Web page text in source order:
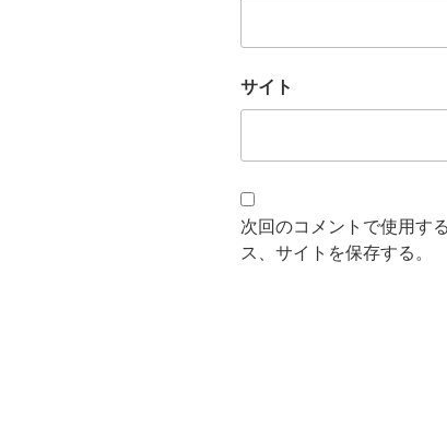
サイト
次回のコメントで使用す
ス、サイトを保存する。